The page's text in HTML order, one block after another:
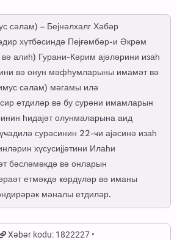
сәлам) – Бејнәлхалг Хәбәр
хүтбәсиндә Пејғәмбәр-и Әкрәм
алиһ) Гурани-Кәрим ајәләрини изаһ
вә онун мәфһумларыны имамәт вә
сәлам) мәгамы илә
етдиләр вә бу сурәни имамларын
һидајәт олунмаларына аид
сурәсинин 22-ҹи ајәсинә изаһ
хүсусијјәтини Илаһи
бәсләмәкдә вә онларын
етмәкдә ҝөрдүләр вә иманы
мәналы етдиләр.
Xəbər kodu: 1822227